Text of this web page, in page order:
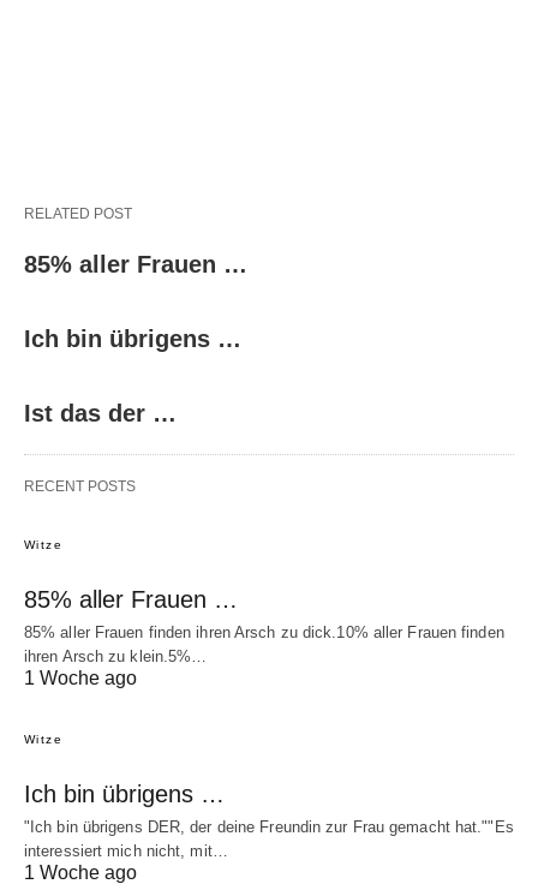
RELATED POST
85% aller Frauen …
Ich bin übrigens …
Ist das der …
RECENT POSTS
Witze
85% aller Frauen …
85% aller Frauen finden ihren Arsch zu dick.10% aller Frauen finden
ihren Arsch zu klein.5%…
1 Woche ago
Witze
Ich bin übrigens …
"Ich bin übrigens DER, der deine Freundin zur Frau gemacht hat.""Es
interessiert mich nicht, mit…
1 Woche ago